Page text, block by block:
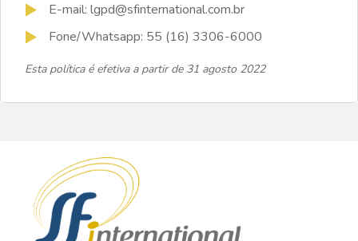
E-mail: lgpd@sfinternational.com.br
Fone/Whatsapp: 55 (16) 3306-6000
Esta política é efetiva a partir de 31 agosto 2022